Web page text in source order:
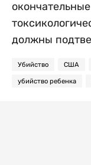
должны
Убийство США
убийство ребенка